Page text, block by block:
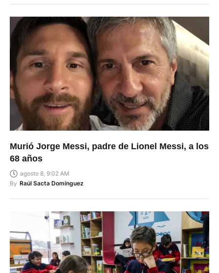
Murió Jorge Messi, padre de Lionel Messi, a los
68 años
agosto 8, 9:02 AM
By Raúl Sacta Domínguez